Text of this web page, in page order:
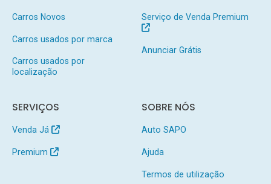
Carros Novos
Carros usados por marca
Carros usados por
localização
Serviço de Venda Premium
Anunciar Grátis
SERVIÇOS
Venda Já
Premium
SOBRE NÓS
Auto SAPO
Ajuda
Termos de utilização